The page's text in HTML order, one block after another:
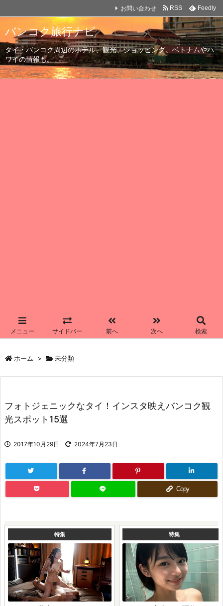
バンコク旅行ナビ
タイ・バンコク周辺のホテル、観光、ショッピング。ベトナムやハ
ワイの情報も。
メニュー サイドバー 前へ 次へ 検索
お問い合わせ RSS Feedly
ホーム > 未分類
フォトジェニックなタイ！インスタ映えバンコク観
光スポット15選
2017年10月29日 2024年7月23日
Copy
特集 特集